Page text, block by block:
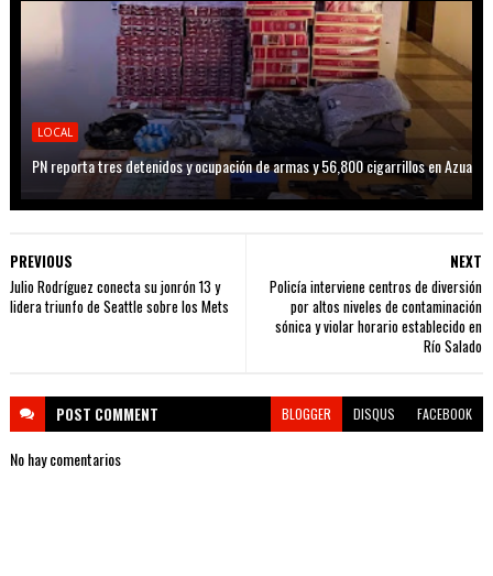
LOCAL
PN reporta tres detenidos y ocupación de armas y 56,800 cigarrillos en Azua
NEXT
Policía interviene centros de diversión
por altos niveles de contaminación
sónica y violar horario establecido en
Río Salado
PREVIOUS
Julio Rodríguez conecta su jonrón 13 y
lidera triunfo de Seattle sobre los Mets
POST COMMENT BLOGGER DISQUS FACEBOOK
No hay comentarios